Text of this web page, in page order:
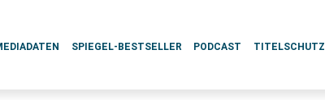
SPIEGEL-BESTSELLER PODCAST TITELSCHUTZ